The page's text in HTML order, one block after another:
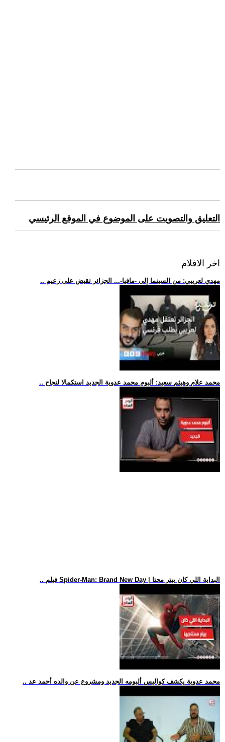
التعليق والتصويت على الموضوع في الموقع الرئيسي
اخر الافلام
.. مهدي لعريبي: من السينما إلى -مافيا-... الجزائر تقبض على زعيم
.. محمد علام وهيثم سعيد: ألبوم محمد عدوية الجديد استكمالا لنجاح
.. فيلم Spider-Man: Brand New Day | البداية اللي كان بيتر محتا
.. محمد عدوية يكشف كواليس ألبومه الجديد ومشروع عن والده أحمد عد